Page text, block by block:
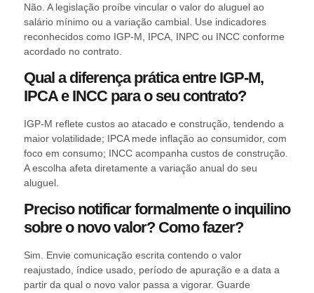
Não. A legislação proíbe vincular o valor do aluguel ao
salário mínimo ou a variação cambial. Use indicadores
reconhecidos como IGP-M, IPCA, INPC ou INCC conforme
acordado no contrato.
Qual a diferença prática entre IGP-M,
IPCA e INCC para o seu contrato?
IGP-M reflete custos ao atacado e construção, tendendo a
maior volatilidade; IPCA mede inflação ao consumidor, com
foco em consumo; INCC acompanha custos de construção.
A escolha afeta diretamente a variação anual do seu
aluguel.
Preciso notificar formalmente o inquilino
sobre o novo valor? Como fazer?
Sim. Envie comunicação escrita contendo o valor
reajustado, índice usado, período de apuração e a data a
partir da qual o novo valor passa a vigorar. Guarde